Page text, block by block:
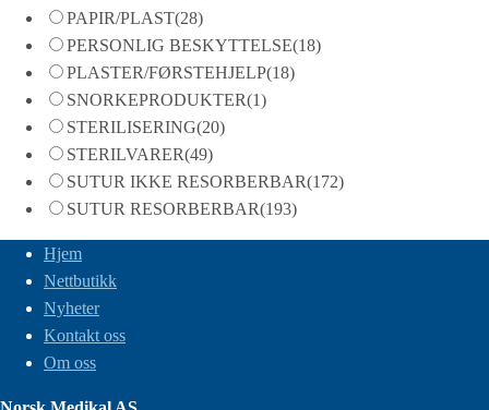
PAPIR/PLAST(28)
PERSONLIG BESKYTTELSE(18)
PLASTER/FØRSTEHJELP(18)
SNORKEPRODUKTER(1)
STERILISERING(20)
STERILVARER(49)
SUTUR IKKE RESORBERBAR(172)
SUTUR RESORBERBAR(193)
Hjem
Nettbutikk
Nyheter
Kontakt oss
Om oss